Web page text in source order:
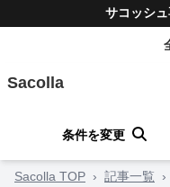
サコッシ
Sacolla
条件を変更
Sacolla TOP › 記事一覧 ›